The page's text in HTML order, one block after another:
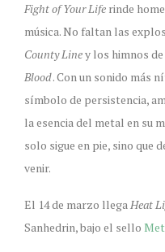
Fight of Your Life rinde
música. No faltan las
County Liney los himnos
Blood. Con un sonido más
símbolo de persistencia,
la esencia del metal en su
solo sigue en pie, sino que
venir.
El 14 de marzo llegaHeat
Sanhedrin, bajo el sello